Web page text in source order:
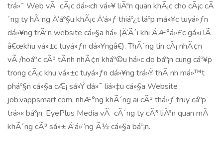
trá»¯ Web vÃ cÃ¡c dá»‹ch vá»¥ liÃªn quan khÃ¡c cho cÃ¡c cÃ
´ng ty hÃ ng Ä‘áº§u khÃ¡c Ä‘á»ƒ thiáº¿t láº­p má»¥c tuyá»ƒn
dá»¥ng trÃªn website cá»§a há» (Ä‘Ã´i khi Ä‘Æ°á»£c gá»i lÃ
â€œkhu vá»±c tuyá»ƒn dá»¥ngâ€). ThÃ´ng tin cÃ¡ nhÃ¢n
vÃ /hoáº·c cÃ³ tÃ­nh nhÃ¢n kháº©u há»c do báº¡n cung cáº¥p
trong cÃ¡c khu vá»±c tuyá»ƒn dá»¥ng trá»Ÿ thÃ nh má»™t
pháº§n cá»§a cÆ¡ sá»Ÿ dá»¯ liá»‡u cá»§a Website
job.vappsmart.com, nhÆ°ng khÃ´ng ai cÃ³ thá»ƒ truy cáº­p
trá»« báº¡n, EyePlus Media vÃ cÃ´ng ty cÃ³ liÃªn quan mÃ
khÃ´ng cÃ³ sá»± Ä‘á»“ng Ã½ cá»§a báº¡n.